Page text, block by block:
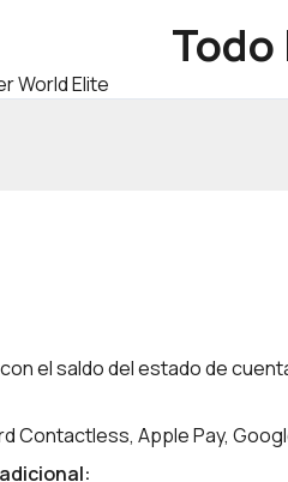
World Elite
el saldo del estado de
Contactless, Apple Pay,
: